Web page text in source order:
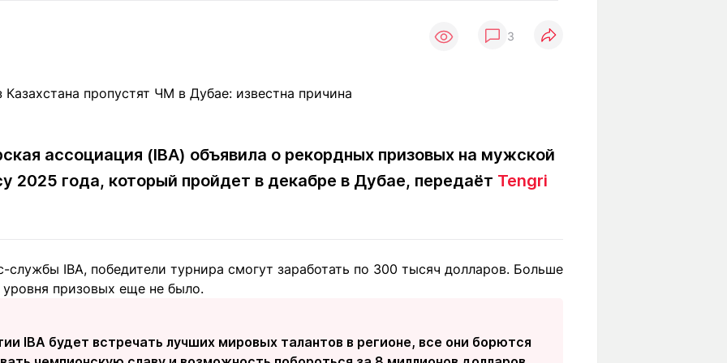
Путевые
Учебные
Контакты редакции Вакансии Реклама Пресс-центр Светлая тема
(700) 3 888 188
3
ассоциация (IBA) объявила о рекордных призовых на мужской
2025 года, который пройдет в декабре в Дубае, передаёт Tengri
службы IBA, победители турнира смогут заработать по 300 тысяч долларов. Больше
уровня призовых еще не было.
IBA будет встречать лучших мировых талантов в регионе, все они борются